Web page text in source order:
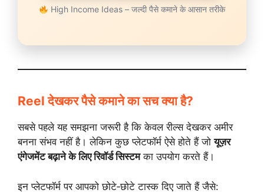
High Income Ideas – जल्दी पैसे कमाने के आसान तरीके
Reel देखकर पैसे कमाने का सच क्या है?
सबसे पहले यह समझना जरूरी है कि केवल रील्स देखकर अमीर
बनना संभव नहीं है। लेकिन कुछ प्लेटफॉर्म ऐसे होते हैं जोयूज़र
एंगेजमेंट बढ़ाने के लिए रिवॉर्ड सिस्टमका उपयोग करते हैं।
इन प्लेटफॉर्म पर आपको छोटे‑छोटे टास्क दिए जाते हैं जैसे: